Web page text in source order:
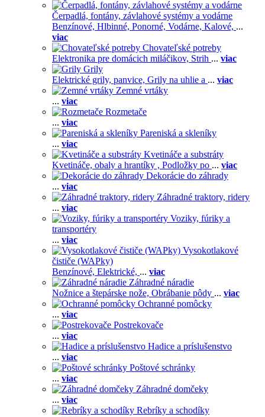
Čerpadlá, fontány, závlahové systémy a vodárne
Benzínové, Hlbinné, Ponorné, Vodárne, Kalové, ...
viac
Chovateľské potreby
Elektronika pre domácich miláčikov, Strih ... viac
Grily
Elektrické grily, panvice, Grily na uhlie a ... viac
Zemné vrtáky
... viac
Rozmetače
... viac
Pareniská a skleníky
... viac
Kvetináče a substráty
Kvetináče, obaly a hrantíky , Podložky po ... viac
Dekorácie do záhrady
... viac
Záhradné traktory, ridery
... viac
Voziky, fúriky a
transportéry
... viac
Vysokotlakové
čističe (WAPky)
Benzínové, Elektrické, ... viac
Záhradné náradie
Nožnice a štepárske nože, Obrábanie pôdy ... viac
Ochranné pomôcky
... viac
Postrekovače
... viac
Hadice a príslušenstvo
... viac
Poštové schránky
... viac
Záhradné domčeky
... viac
Rebríky a schodíky